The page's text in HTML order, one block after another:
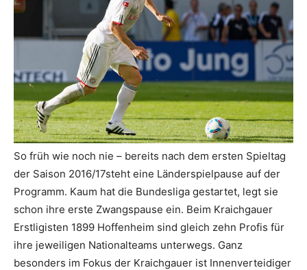
So früh wie noch nie – bereits nach dem ersten Spieltag
der Saison 2016/17steht eine Länderspielpause auf der
Programm. Kaum hat die Bundesliga gestartet, legt sie
schon ihre erste Zwangspause ein. Beim Kraichgauer
Erstligisten 1899 Hoffenheim sind gleich zehn Profis für
ihre jeweiligen Nationalteams unterwegs. Ganz
besonders im Fokus der Kraichgauer ist Innenverteidiger